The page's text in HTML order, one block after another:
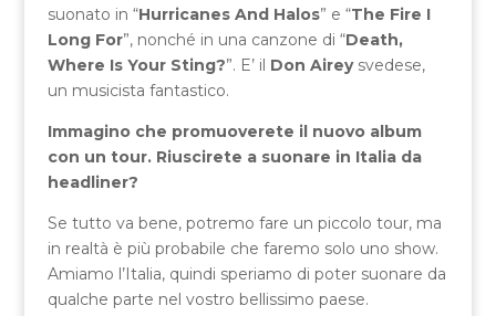
suonato in “Hurricanes And Halos” e “The Fire I
Long For”, nonché in una canzone di “Death,
Where Is Your Sting?”. E’ il Don Aireysvedese,
un musicista fantastico.
Immagino che promuoverete il nuovo album
con un tour. Riuscirete a suonare in Italia da
headliner?
Se tutto va bene, potremo fare un piccolo tour, ma
in realtà è più probabile che faremo solo uno show.
Amiamo l’Italia, quindi speriamo di poter suonare da
qualche parte nel vostro bellissimo paese.